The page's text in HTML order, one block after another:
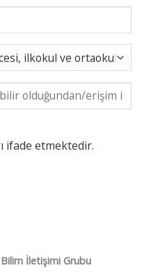
ifade etmektedir.
İletişimi Grubu